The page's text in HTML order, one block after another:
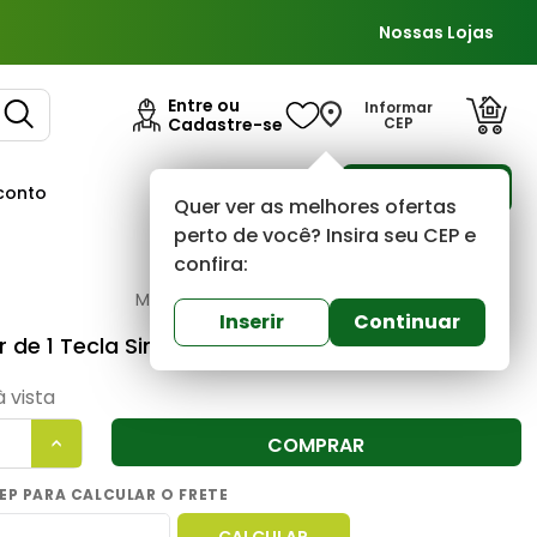
Nossas Lojas
Entre ou
Cadastre-se
Informar
CEP
Quer ver as melhores ofertas
perto de você? Insira seu CEP e
confira:
Inserir Continuar
Tramontina 0 (0)
1 Tecla Simples Aria Branco Tramontina
vista
COMPRAR